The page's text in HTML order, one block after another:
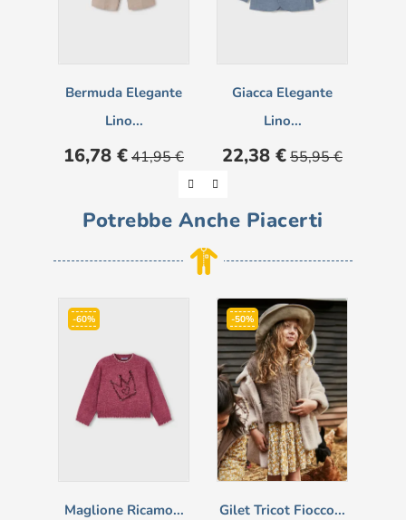
Bermuda Elegante
Lino...
Prezzo
16,78 € Prezzo
base
41,95 €
Giacca Elegante
Lino...
Prezzo
22,38 € Prezzo
base
55,95 €
Potrebbe Anche Piacerti
-60%
Maglione Ricamo...
-50%
Gilet Tricot Fiocco...